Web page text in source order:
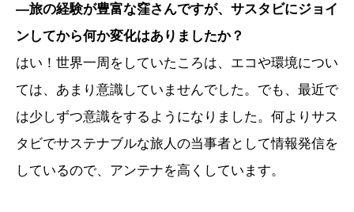
―旅の経験が豊富な窪さんですが、サスタビにジョイ
ンしてから何か変化はありましたか？
はい！世界一周をしていたころは、エコや環境につい
ては、あまり意識していませんでした。でも、最近で
は少しずつ意識をするようになりました。何よりサス
タビでサステナブルな旅人の当事者として情報発信を
しているので、アンテナを高くしています。